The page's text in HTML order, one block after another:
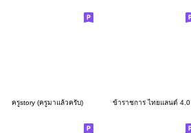
ครูstory (ครูมาแล้วครับ) ข้าราชการ ไทยแลนด์ 4.0